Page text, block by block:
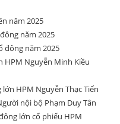
năm 2025
năm 2025
đông năm 2025
HPM Nguyễn Minh Kiều
HPM Nguyễn Thạc Tiến
nội bộ Phạm Duy Tân
lớn cổ phiếu HPM